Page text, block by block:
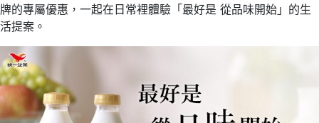
牌的專屬優惠，一起在日常裡體驗「最好是 從品味開始」的生
活提案。